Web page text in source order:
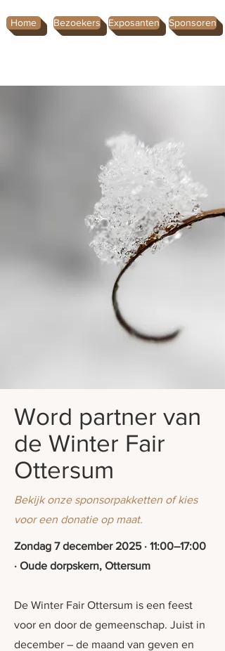
Home Bezoekers Exposanten Sponsoren
Word partner van
de Winter Fair
Ottersum
Bekijk onze sponsorpakketten of kies
voor een donatie op maat.
Zondag 7 december 2025 · 11:00–17:00
· Oude dorpskern, Ottersum
De Winter Fair Ottersum is een feest
voor en door de gemeenschap. Juist in
december – de maand van geven en